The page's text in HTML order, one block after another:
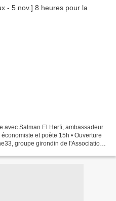
avec Salman El Herfi, ambassadeur
et poète 15h • Ouverture
groupe girondin de l'Association